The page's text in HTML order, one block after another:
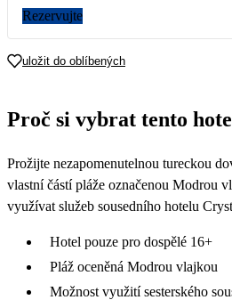
Rezervujte
uložit do oblíbených
Proč si vybrat tento
Prožijte nezapomenutelnou tureckou
vlastní částí pláže označenou Modrou
využívat služeb sousedního hotelu
Hotel pouze pro dospělé 16+
Pláž oceněná Modrou vlajkou
Možnost využití sesterského